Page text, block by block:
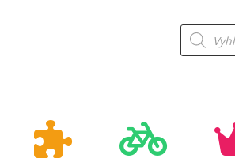
Products
search